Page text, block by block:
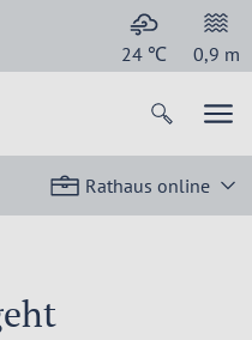
24 ℃ 0,9 m
Rathaus online